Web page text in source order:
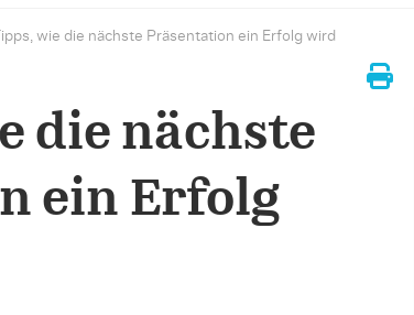
wie die nächste Präsentation ein Erfolg wird
die nächste
ein Erfolg